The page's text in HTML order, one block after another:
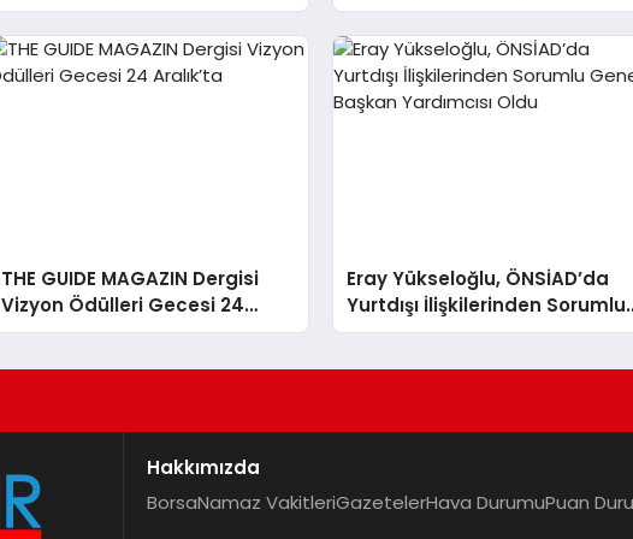
THE GUIDE MAGAZIN Dergisi
Vizyon Ödülleri Gecesi 24
Aralık’ta
Eray Yükseloğlu, ÖNSİAD’da
Yurtdışı İlişkilerinden Sorumlu
Genel Başkan Yardımcısı
Hakkımızda
BorsaNamaz VakitleriGazetelerHava DurumuPuan